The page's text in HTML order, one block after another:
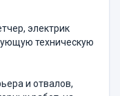
электрик
техническую
и отвалов,